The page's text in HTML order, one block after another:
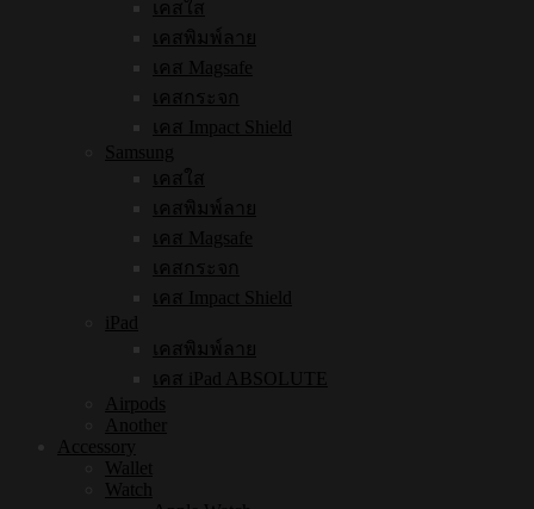
เคสใส
เคสพิมพ์ลาย
เคส Magsafe
เคสกระจก
เคส Impact Shield
Samsung
เคสใส
เคสพิมพ์ลาย
เคส Magsafe
เคสกระจก
เคส Impact Shield
iPad
เคสพิมพ์ลาย
เคส iPad ABSOLUTE
Airpods
Another
Accessory
Wallet
Watch